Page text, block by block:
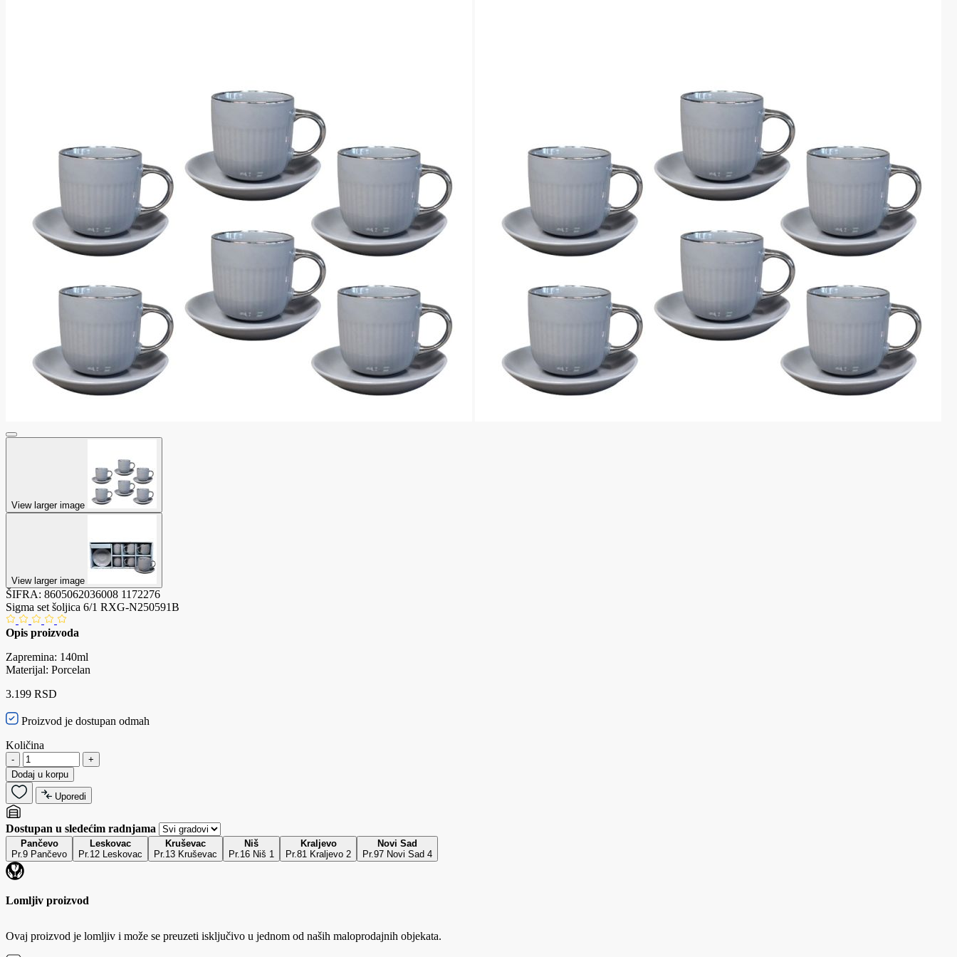
View larger image
View larger image
ŠIFRA: 8605062036008 1172276
Sigma set šoljica 6/1 RXG-N250591B
Opis proizvoda
Zapremina: 140ml
Materijal: Porcelan
3.199 RSD
Proizvod je dostupan odmah
Količina
-
+
Dodaj u korpu
Uporedi
Dostupan u sledećim radnjama
Pančevo
Pr.9 Pančevo
Leskovac
Pr.12 Leskovac
Kruševac
Pr.13 Kruševac
Niš
Pr.16 Niš 1
Kraljevo
Pr.81 Kraljevo 2
Novi Sad
Pr.97 Novi Sad 4
Lomljiv proizvod
Ovaj proizvod je lomljiv i može se preuzeti isključivo u jednom od naših maloprodajnih objekata.